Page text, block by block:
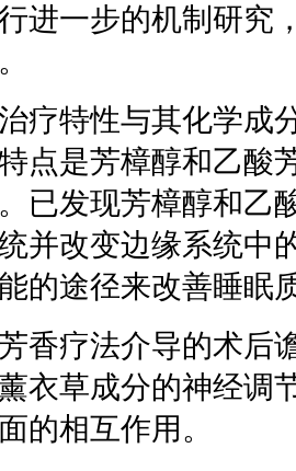
进一步的机制研究
疗特性与其化学成
点是芳樟醇和乙酸
已发现芳樟醇和乙
并改变边缘系统中
的途径来改善睡眠
香疗法介导的术后
衣草成分的神经调
的相互作用。